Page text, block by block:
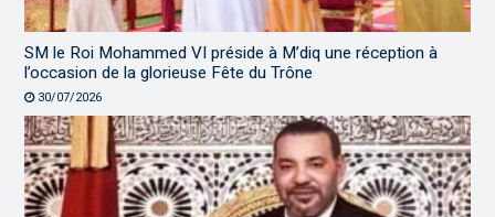
SM le Roi Mohammed VI préside à M’diq une réception à
l’occasion de la glorieuse Fête du Trône
30/07/2026